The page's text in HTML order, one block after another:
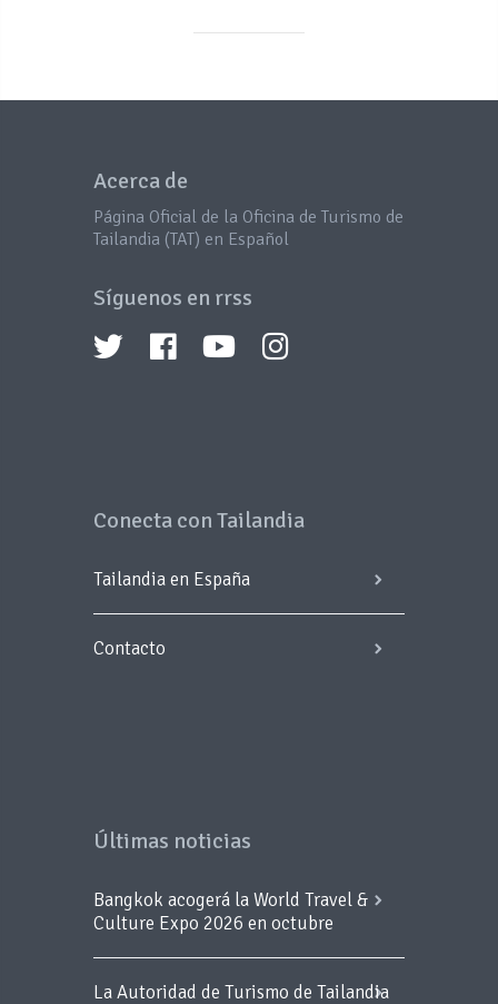
Acerca de
Página Oficial de la Oficina de Turismo de
Tailandia (TAT) en Español
Síguenos en rrss
Conecta con Tailandia
Tailandia en España
Contacto
Últimas noticias
Bangkok acogerá la World Travel &
Culture Expo 2026 en octubre
La Autoridad de Turismo de Tailandia